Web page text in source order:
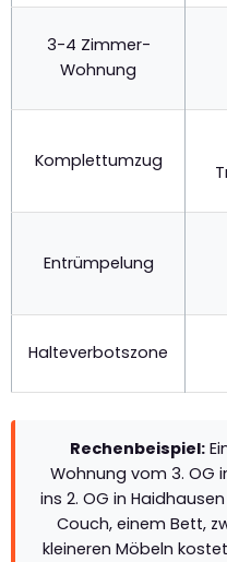
3-4 Zimmer-
Wohnung
Komplettumzug
Entrümpelung
Halteverbotszone
Rechenbeispiel:
Wohnung vom 3. OG
ins 2. OG in
Couch, einem Bett,
kleineren Möbeln